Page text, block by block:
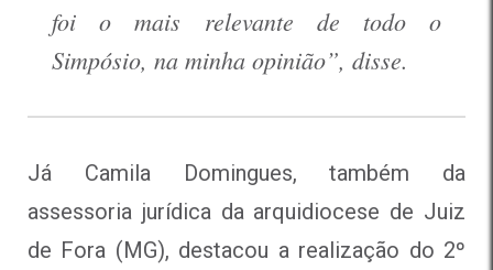
foi o mais relevante de todo o
Simpósio, na minha opinião”, disse.
Já Camila Domingues, também da
assessoria jurídica da arquidiocese de Juiz
de Fora (MG), destacou a realização do 2º